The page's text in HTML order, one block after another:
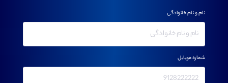
نام و نام خانوادگی
شماره موبایل